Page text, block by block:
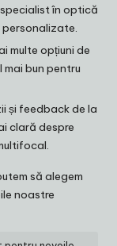
în optică
multe opțiuni de
bun pentru
și feedback de la
clară despre
să alegem
noastre